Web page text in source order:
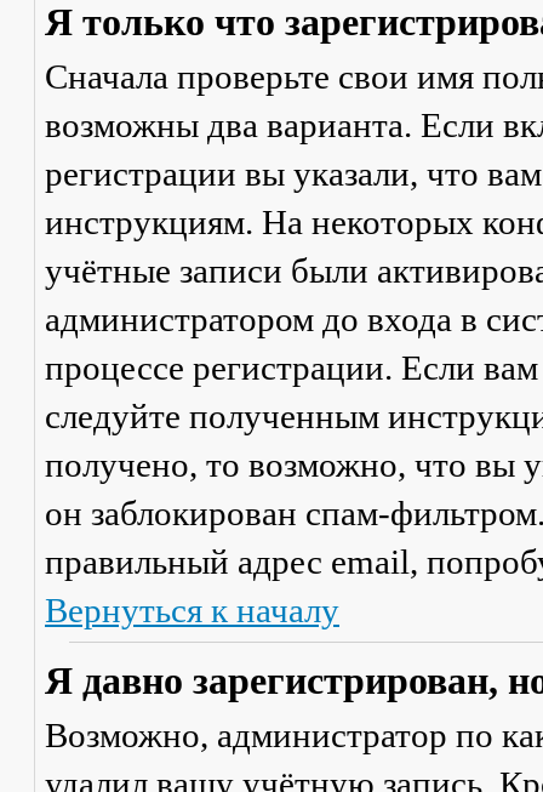
Я только что
Сначала проверьте свои имя
возможны два варианта. Если
регистрации вы указали, что
инструкциям. На некоторых
учётные записи были
администратором до входа в
процессе регистрации. Если
следуйте полученным
получено, то возможно, что вы
он заблокирован спам-
правильный адрес email,
Вернуться к началу
Я давно зарегистрирован,
Возможно, администратор по
удалил вашу учётную запись.